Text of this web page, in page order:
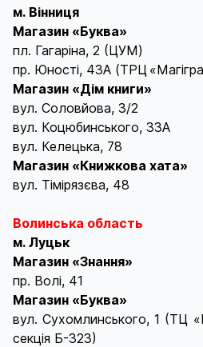
м. Вінниця
Магазин «Буква»
пл. Гагаріна, 2 (ЦУМ)
пр. Юності, 43А (ТРЦ
Магазин «Дім книги»
вул. Соловйова, 3/2
вул. Коцюбинського, 33А
вул. Келецька, 78
Магазин «Книжкова хата»
вул. Тімірязєва, 48
Волинська область
м. Луцьк
Магазин «Знання»
пр. Волі, 41
Магазин «Буква»
вул. Сухомлинського, 1 (ТЦ
секція Б-323)